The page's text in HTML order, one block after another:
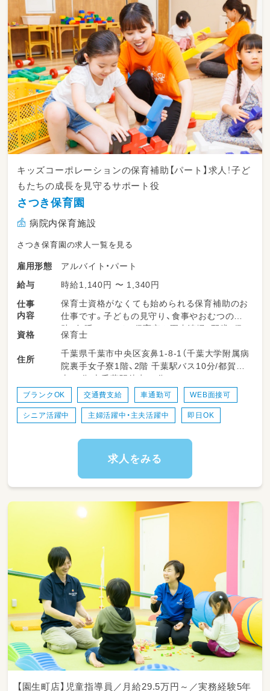
キッズコーポレーションの保育補助【パート】求人！子ど
もたちの成長を見守るサポート役
さつき保育園
病院内保育施設
さつき保育園の求人一覧を見る
雇用形態
アルバイト・パート
給与
時給1,140円 〜 1,340円
仕事
内容
保育士資格がなくても始められる保育補助のお
仕事です。子どもの見守り、食事やおむつの介
助、午睡チェック、保育室や園内清掃、配膳、保
育士のサポートなど、幅広く業務をお願いしま
す。子どもたちの成長を身近に感じながら、安
全な園生活を支える役割です。短時間勤務も可
＜スケジュール例＞
08:00～登園
11:00～昼食
12:30～午睡(事務作業/ブレスチェック/休憩)
17:30～降園
資格 保育士
住所
千葉県千葉市中央区亥鼻1-8-1（千葉大学附属病
院裏手女子寮1階、2階 千葉駅バス10分/都賀駅
車10分/本千葉駅徒歩15分
ブランクOK 交通費支給 車通勤可 WEB面接可
シニア活躍中 主婦活躍中・主夫活躍中 即日OK
求人をみる
【園生町店】児童指導員／月給29.5万円～／実務経験5年